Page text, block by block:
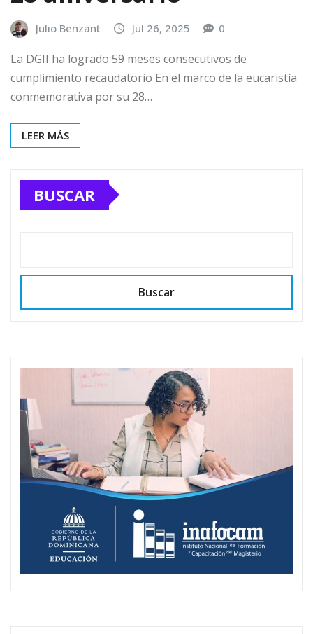
Julio Benzant Jul 26, 2025 0
La DGII ha logrado 59 meses consecutivos de
cumplimiento recaudatorio En el marco de la eucaristía
conmemorativa por su 28…
LEER MÁS
BUSCAR
Buscar